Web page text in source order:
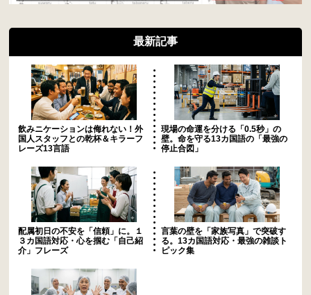
最新記事
飲みニケーションは侮れない！外
国人スタッフとの乾杯＆キラーフ
レーズ13言語
現場の命運を分ける「0.5秒」の
壁。命を守る13カ国語の「最強の
停止合図」
配属初日の不安を「信頼」に。１
３カ国語対応・心を掴む「自己紹
介」フレーズ
言葉の壁を「家族写真」で突破す
る。13カ国語対応・最強の雑談ト
ピック集